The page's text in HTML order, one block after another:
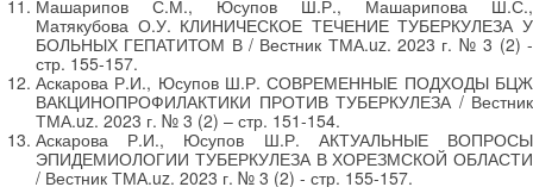
Машарипов С.М., Юсупов Ш.Р., Машарипова Ш.С.,
Матякубова О.У. КЛИНИЧЕСКОЕ ТЕЧЕНИЕ ТУБЕРКУЛЕЗА У
БОЛЬНЫХ ГЕПАТИТОМ В / Вестник ТМА.uz. 2023 г. № 3 (2) -
стр. 155-157.
Аскарова Р.И., Юсупов Ш.Р. СОВРЕМЕННЫЕ ПОДХОДЫ БЦЖ
ВАКЦИНОПРОФИЛАКТИКИ ПРОТИВ ТУБЕРКУЛЕЗА / Вестник
ТМА.uz. 2023 г. № 3 (2) – стр. 151-154.
Аскарова Р.И., Юсупов Ш.Р. АКТУАЛЬНЫЕ ВОПРОСЫ
ЭПИДЕМИОЛОГИИ ТУБЕРКУЛЕЗА В ХОРЕЗМСКОЙ ОБЛАСТИ
/ Вестник ТМА.uz. 2023 г. № 3 (2) - стр. 155-157.